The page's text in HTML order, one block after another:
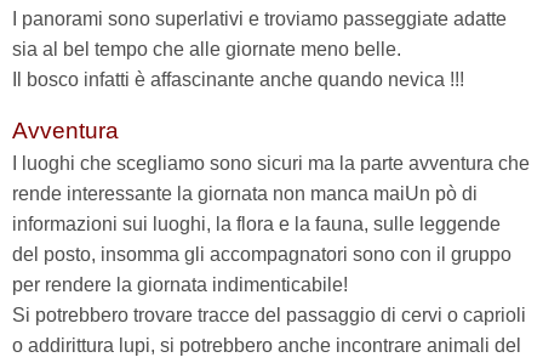
I panorami sono superlativi e troviamo passeggiate adatte
sia al bel tempo che alle giornate meno belle.
Il bosco infatti è affascinante anche quando nevica !!!
Avventura
I luoghi che scegliamo sono sicuri ma la parte avventura che
rende interessante la giornata non manca maiUn pò di
informazioni sui luoghi, la flora e la fauna, sulle leggende
del posto, insomma gli accompagnatori sono con il gruppo
per rendere la giornata indimenticabile!
Si potrebbero trovare tracce del passaggio di cervi o caprioli
o addirittura lupi, si potrebbero anche incontrare animali del